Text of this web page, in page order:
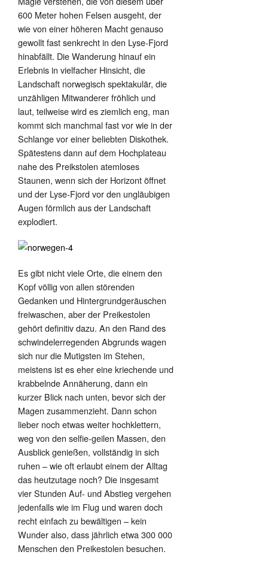
600 Meter hohen Felsen ausgeht, der
wie von einer höheren Macht genauso
gewollt fast senkrecht in den Lyse-Fjord
hinabfällt. Die Wanderung hinauf ein
Erlebnis in vielfacher Hinsicht, die
Landschaft norwegisch spektakulär, die
unzähligen Mitwanderer fröhlich und
laut, teilweise wird es ziemlich eng, man
kommt sich manchmal fast vor wie in der
Schlange vor einer beliebten Diskothek.
Spätestens dann auf dem Hochplateau
nahe des Preikstolen atemloses
Staunen, wenn sich der Horizont öffnet
und der Lyse-Fjord vor den ungläubigen
Augen förmlich aus der Landschaft
explodiert.
Es gibt nicht viele Orte, die einem den
Kopf völlig von allen störenden
Gedanken und Hintergrundgeräuschen
freiwaschen, aber der Preikestolen
gehört definitiv dazu. An den Rand des
schwindelerregenden Abgrunds wagen
sich nur die Mutigsten im Stehen,
meistens ist es eher eine kriechende und
krabbelnde Annäherung, dann ein
kurzer Blick nach unten, bevor sich der
Magen zusammenzieht. Dann schon
lieber noch etwas weiter hochklettern,
weg von den selfie-geilen Massen, den
Ausblick genießen, vollständig in sich
ruhen – wie oft erlaubt einem der Alltag
das heutzutage noch? Die insgesamt
vier Stunden Auf- und Abstieg vergehen
jedenfalls wie im Flug und waren doch
recht einfach zu bewältigen – kein
Wunder also, dass jährlich etwa 300 000
Menschen den Preikestolen besuchen.